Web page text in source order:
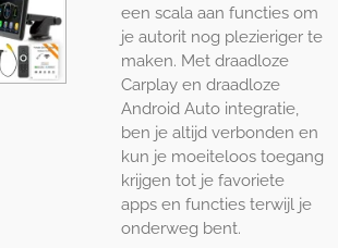
een scala aan functies om
je autorit nog plezieriger te
maken. Met draadloze
Carplay en draadloze
Android Auto integratie,
ben je altijd verbonden en
kun je moeiteloos toegang
krijgen tot je favoriete
apps en functies terwijl je
onderweg bent.